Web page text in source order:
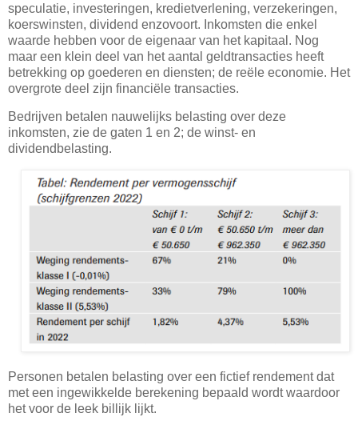
speculatie, investeringen, kredietverlening, verzekeringen,
koerswinsten, dividend enzovoort. Inkomsten die enkel
waarde hebben voor de eigenaar van het kapitaal. Nog
maar een klein deel van het aantal geldtransacties heeft
betrekking op goederen en diensten; de reële economie. Het
overgrote deel zijn financiële transacties.
Bedrijven betalen nauwelijks belasting over deze
inkomsten, zie de gaten 1 en 2; de winst- en
dividendbelasting.
Personen betalen belasting over een fictief rendement dat
met een ingewikkelde berekening bepaald wordt waardoor
het voor de leek billijk lijkt.